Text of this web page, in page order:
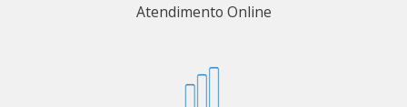
Atendimento Online